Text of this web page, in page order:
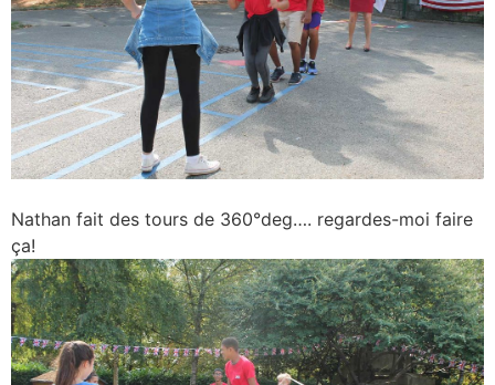
Nathan fait des tours de 360°deg…. regardes-moi faire
ça!